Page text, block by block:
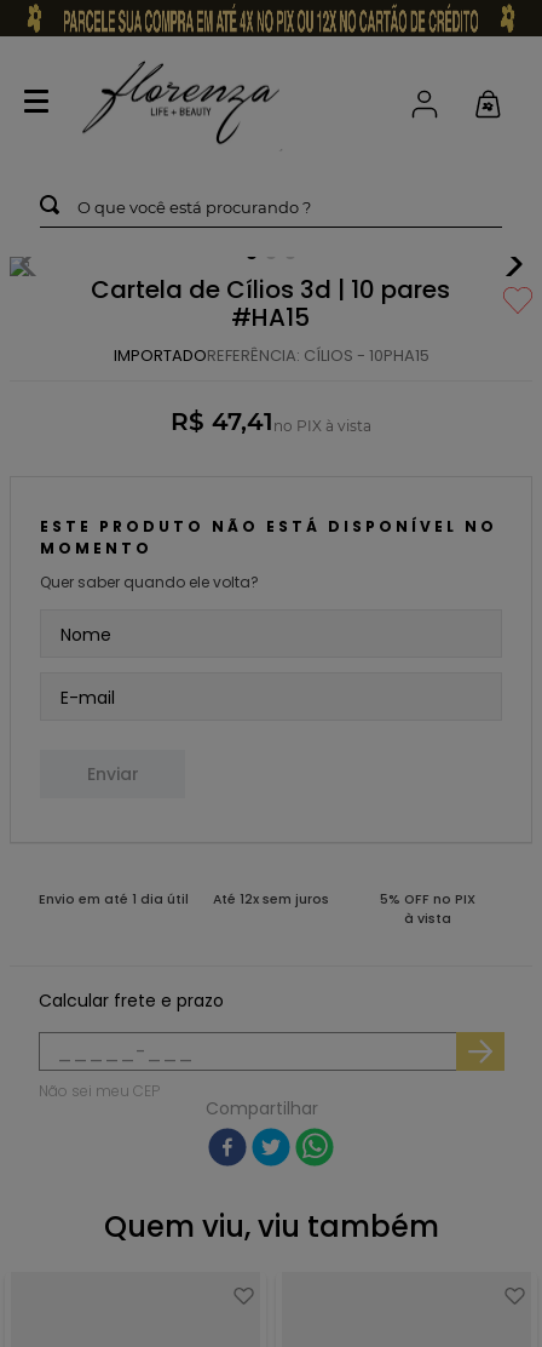
O que você está procurando ?
Cartela de Cílios 3d | 10 pares
#HA15
IMPORTADOREFERÊNCIA: CÍLIOS - 10PHA15
R$ 47,41 no PIX à vista
ESTE PRODUTO NÃO ESTÁ DISPONÍVEL NO
MOMENTO
Quer saber quando ele volta?
Enviar
Envio em até 1 dia útil Até 12x sem juros
5% OFF no PIX
à vista
Calcular frete e prazo
Não sei meu CEP
Compartilhar
Quem viu, viu também